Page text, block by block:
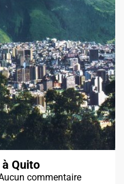
Quito
commentaire